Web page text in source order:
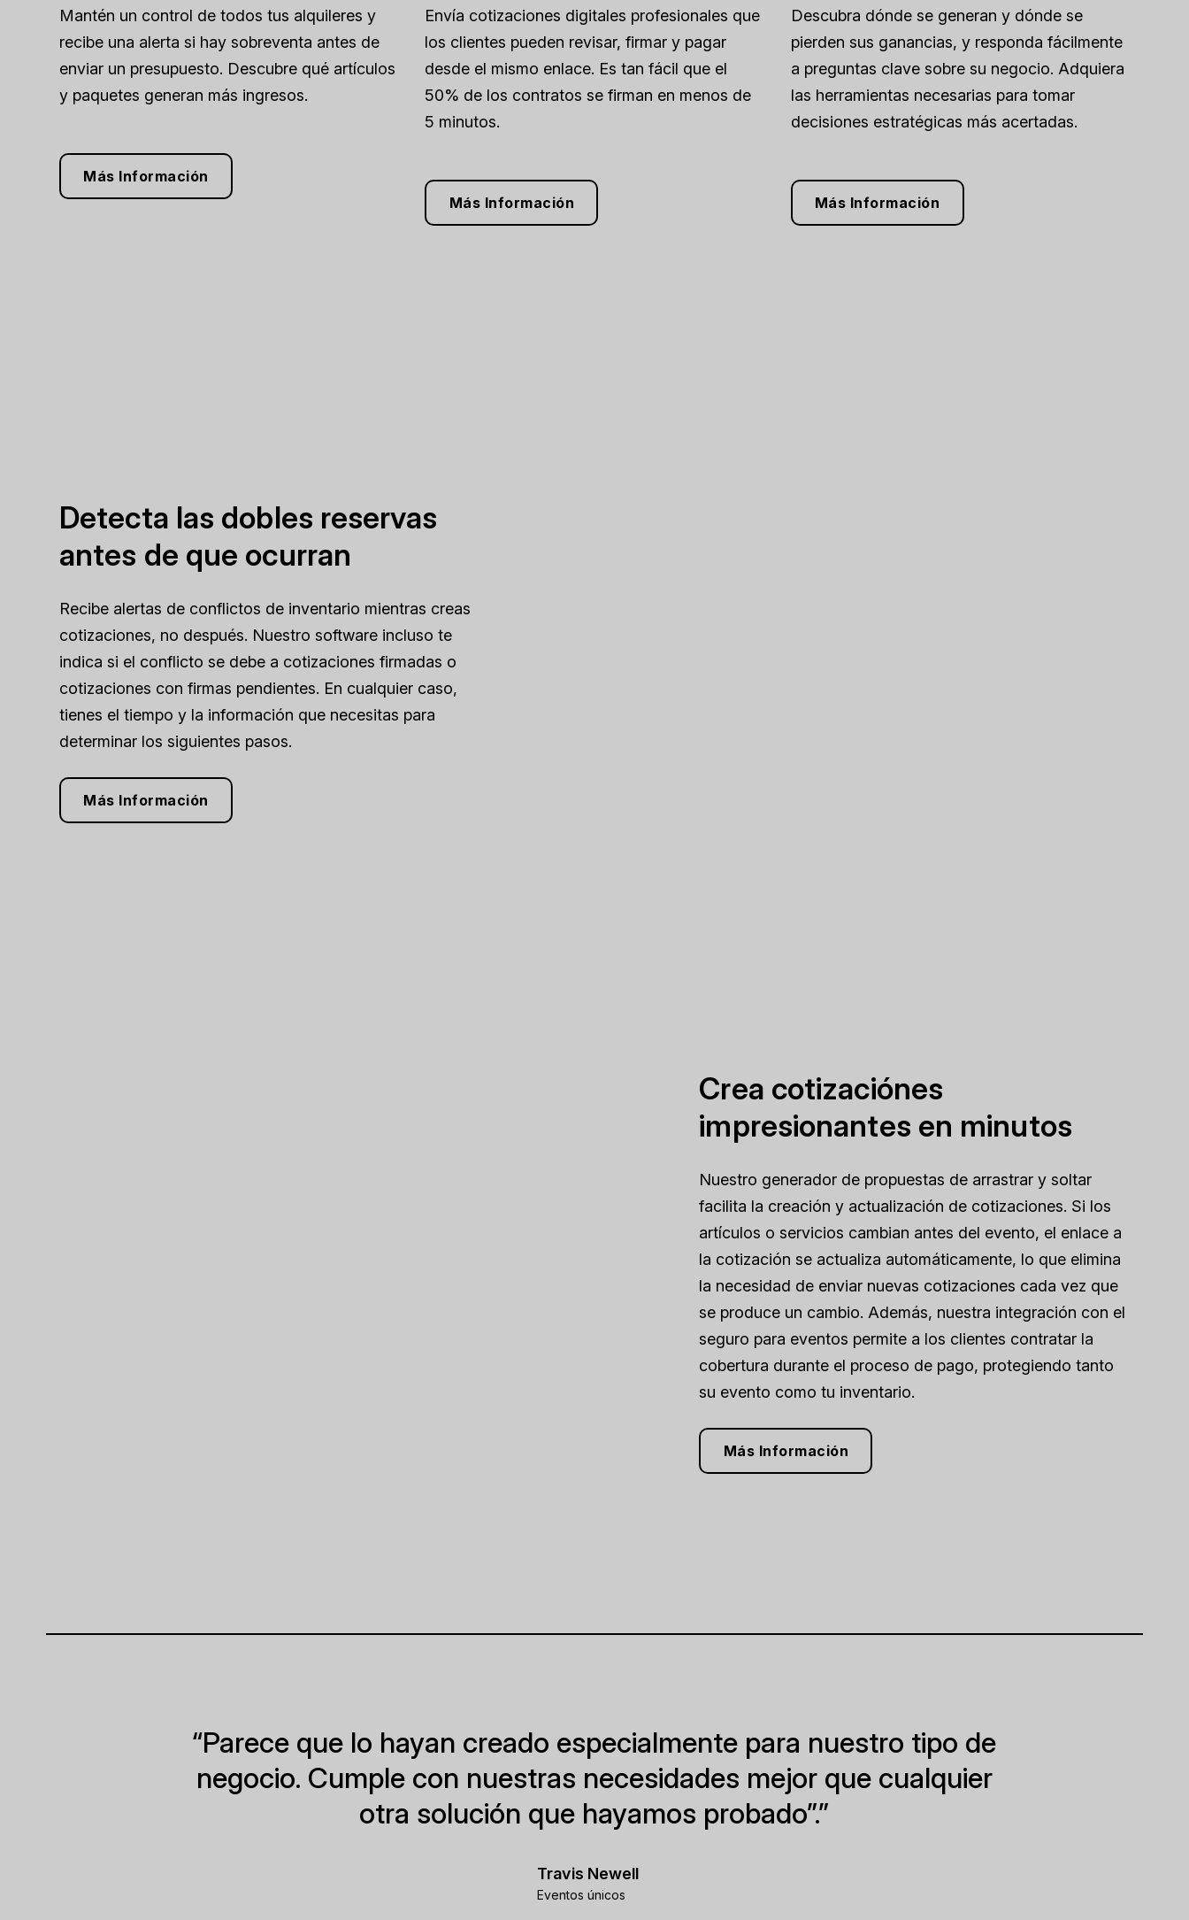
Mantén un control de todos tus alquileres y
recibe una alerta si hay sobreventa antes de
enviar un presupuesto. Descubre qué artículos
y paquetes generan más ingresos.
Más Información
Envía cotizaciones digitales profesionales que
los clientes pueden revisar, firmar y pagar
desde el mismo enlace. Es tan fácil que el
50% de los contratos se firman en menos de
5 minutos.
Más Información
Descubra dónde se generan y dónde se
pierden sus ganancias, y responda fácilmente
a preguntas clave sobre su negocio. Adquiera
las herramientas necesarias para tomar
decisiones estratégicas más acertadas.
Más Información
Detecta las dobles reservas
antes de que ocurran
Recibe alertas de conflictos de inventario mientras creas
cotizaciones, no después. Nuestro software incluso te
indica si el conflicto se debe a cotizaciones firmadas o
cotizaciones con firmas pendientes. En cualquier caso,
tienes el tiempo y la información que necesitas para
determinar los siguientes pasos.
Más Información
Crea cotizaciónes
impresionantes en minutos
Nuestro generador de propuestas de arrastrar y soltar
facilita la creación y actualización de cotizaciones. Si los
artículos o servicios cambian antes del evento, el enlace a
la cotización se actualiza automáticamente, lo que elimina
la necesidad de enviar nuevas cotizaciones cada vez que
se produce un cambio. Además, nuestra integración con el
seguro para eventos permite a los clientes contratar la
cobertura durante el proceso de pago, protegiendo tanto
su evento como tu inventario.
Más Información
“Parece que lo hayan creado especialmente para nuestro tipo de
negocio. Cumple con nuestras necesidades mejor que cualquier
otra solución que hayamos probado”.”
Travis Newell
Eventos únicos